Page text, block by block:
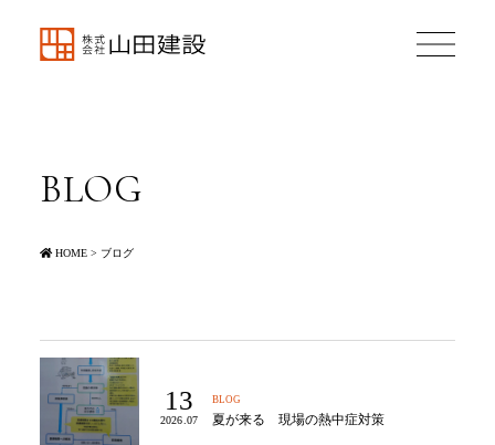
BLOG
HOME> ブログ
13
2026.07
BLOG
夏が来る 現場の熱中症対策